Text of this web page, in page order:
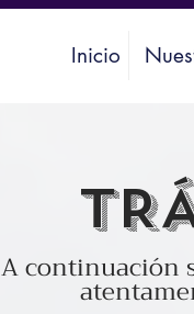
Inicio
A continuación